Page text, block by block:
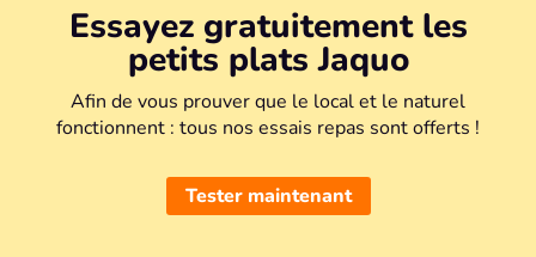
8
0
€
Essayez gratuitement les
petits plats Jaquo
Afin de vous prouver que le local et le naturel
fonctionnent : tous nos essais repas sont offerts !
Tester maintenant